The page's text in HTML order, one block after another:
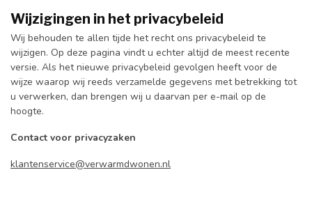
Wijzigingen in het privacybeleid
Wij behouden te allen tijde het recht ons privacybeleid te
wijzigen. Op deze pagina vindt u echter altijd de meest recente
versie. Als het nieuwe privacybeleid gevolgen heeft voor de
wijze waarop wij reeds verzamelde gegevens met betrekking tot
u verwerken, dan brengen wij u daarvan per e-mail op de
hoogte.
Contact voor privacyzaken
klantenservice@verwarmdwonen.nl